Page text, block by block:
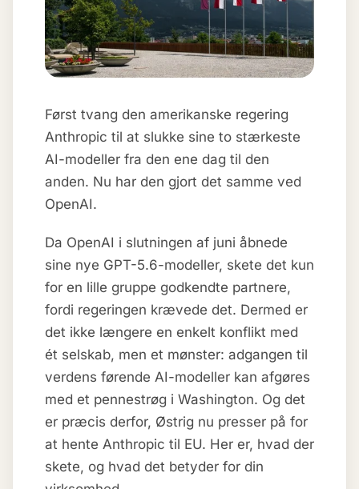
Først tvang den amerikanske regering
Anthropic til at slukke sine to stærkeste
AI-modeller fra den ene dag til den
anden. Nu har den gjort det samme ved
OpenAI.
Da OpenAI i slutningen af juni åbnede
sine nye GPT-5.6-modeller, skete det kun
for en lille gruppe godkendte partnere,
fordi regeringen krævede det. Dermed er
det ikke længere en enkelt konflikt med
ét selskab, men et mønster: adgangen til
verdens førende AI-modeller kan afgøres
med et pennestrøg i Washington. Og det
er præcis derfor, Østrig nu presser på for
at hente Anthropic til EU. Her er, hvad der
skete, og hvad det betyder for din